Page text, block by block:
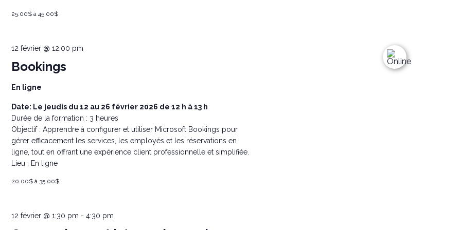
25.00$ à 45.00$
Bookings
12 février @ 12:00 pm
En ligne
Date: Le jeudis du 12 au 26 février 2026 de 12 h à 13 h
Durée de la formation : 3 heures
Objectif : Apprendre à configurer et utiliser Microsoft Bookings pour
gérer efficacement les services, les employés et les réservations en
ligne, tout en offrant une expérience client professionnelle et simplifiée.
Lieu : En ligne
20.00$ à 35.00$
12 février @ 1:30 pm - 4:30 pm